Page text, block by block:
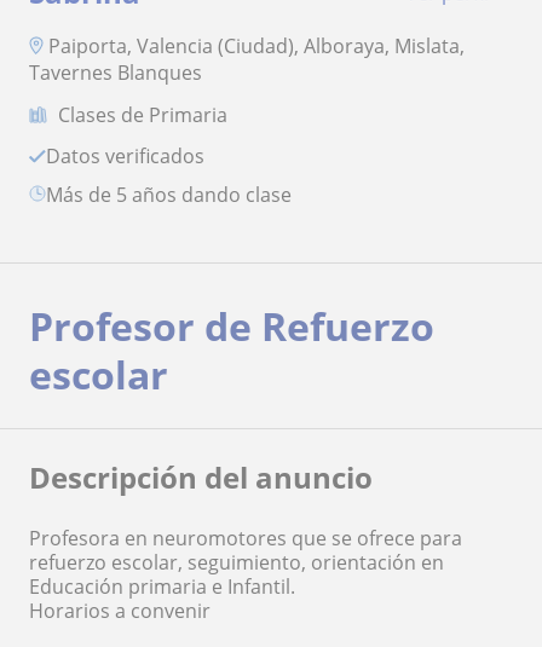
Paiporta, Valencia (Ciudad), Alboraya, Mislata,
Tavernes Blanques
Clases de Primaria
Datos verificados
más de 5 años dando clase
Profesor de Refuerzo
escolar
Descripción del anuncio
Profesora en neuromotores que se ofrece para
refuerzo escolar, seguimiento, orientación en
Educación primaria e Infantil.
Horarios a convenir